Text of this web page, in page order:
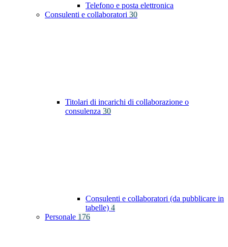
Telefono e posta elettronica
Consulenti e collaboratori 30
Titolari di incarichi di collaborazione o
consulenza 30
Consulenti e collaboratori (da pubblicare in
tabelle) 4
Personale 176